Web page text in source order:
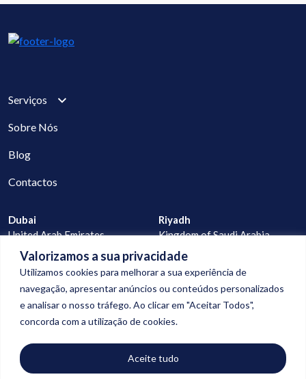
Valorizamos a sua privacidade
Utilizamos cookies para melhorar a sua experiência de
navegação, apresentar anúncios ou conteúdos personalizados
e analisar o nosso tráfego. Ao clicar em "Aceitar Todos",
concorda com a utilização de cookies.
Aceite tudo
Serviços
Sobre Nós
Blog
Contactos
Dubai
United Arab Emirates
Lisbon
Riyadh
Kingdom of Saudi Arabia
Cape Verde
geral@digitalconnection.pt
+351 913 988 058
+351 927 277 523